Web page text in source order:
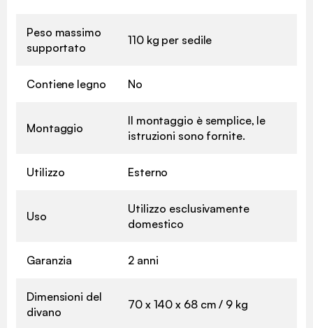
Peso massimo
supportato
110 kg per sedile
Contiene legno No
Montaggio
Il montaggio è semplice, le
istruzioni sono fornite.
Utilizzo Esterno
Uso
Utilizzo esclusivamente
domestico
Garanzia 2 anni
Dimensioni del
divano
70 x 140 x 68 cm / 9 kg